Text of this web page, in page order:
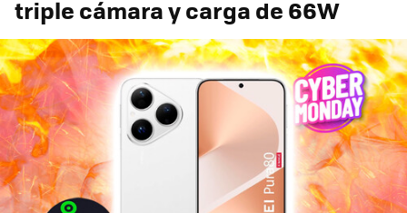
triple cámara y carga de 66W